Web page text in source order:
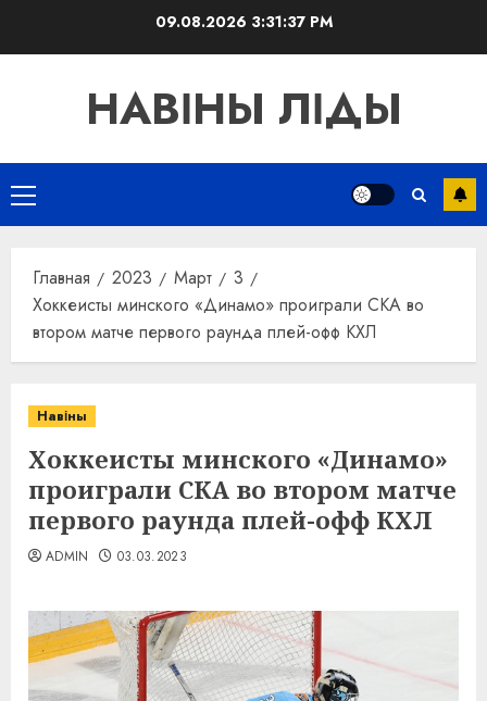
09.08.2026 3:31:38 PM
НАВІНЫ ЛІДЫ
Основное
меню
Главная 2023 Март
3
Хоккеисты минского «Динамо» проиграли СКА во
втором матче первого раунда плей-офф КХЛ
Навіны
Хоккеисты минского «Динамо»
проиграли СКА во втором матче
первого раунда плей-офф КХЛ
ADMIN 03.03.2023